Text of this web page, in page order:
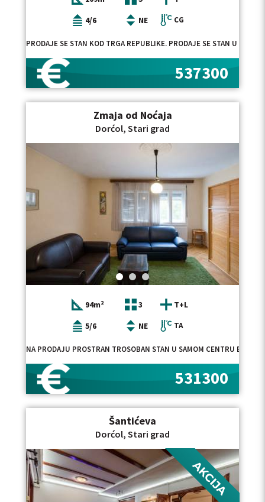
4/6
NE CG
PRODAJE SE STAN KOD TRGA REPUBLIKE. PRODAJE SE STAN U
537300
Zmaja od Noćaja
Dorćol, Stari grad
94m² 3
T+L
5/6
NE TA
NA PRODAJU PROSTRAN TROSOBAN STAN U SAMOM CENTRU
531300
Šantićeva
Dorćol, Stari grad